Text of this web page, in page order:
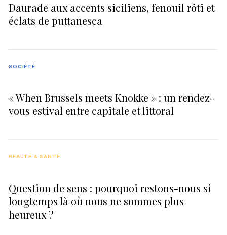
Daurade aux accents siciliens, fenouil rôti et
éclats de puttanesca
« When Brussels meets Knokke » : un rendez-
vous estival entre capitale et littoral
SOCIÉTÉ
Question de sens : pourquoi restons-nous si
longtemps là où nous ne sommes plus
heureux ?
BEAUTÉ & SANTÉ